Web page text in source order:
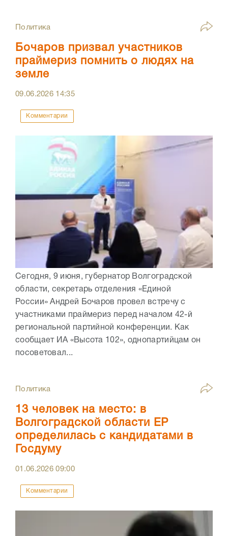
Политика
Бочаров призвал участников
праймериз помнить о людях на
земле
09.06.2026 14:35
Комментарии
Сегодня, 9 июня, губернатор Волгоградской
области, секретарь отделения «Единой
России» Андрей Бочаров провел встречу с
участниками праймериз перед началом 42-й
региональной партийной конференции. Как
сообщает ИА «Высота 102», однопартийцам он
посоветовал...
Политика
13 человек на место: в
Волгоградской области ЕР
определилась с кандидатами в
Госдуму
01.06.202609:00
Комментарии